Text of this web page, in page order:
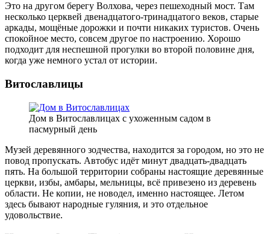
Это на другом берегу Волхова, через пешеходный мост. Там
несколько церквей двенадцатого-тринадцатого веков, старые
аркады, мощёные дорожки и почти никаких туристов. Очень
спокойное место, совсем другое по настроению. Хорошо
подходит для неспешной прогулки во второй половине дня,
когда уже немного устал от истории.
Витославлицы
Дом в Витославлицах с ухоженным садом в
пасмурный день
Музей деревянного зодчества, находится за городом, но это не
повод пропускать. Автобус идёт минут двадцать-двадцать
пять. На большой территории собраны настоящие деревянные
церкви, избы, амбары, мельницы, всё привезено из деревень
области. Не копии, не новодел, именно настоящее. Летом
здесь бывают народные гуляния, и это отдельное
удовольствие.